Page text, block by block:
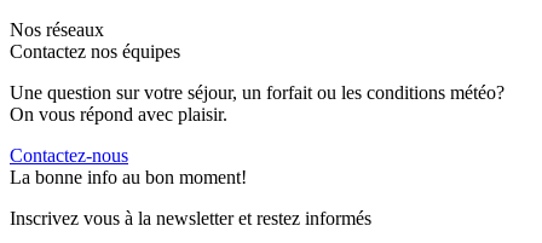
Nos réseaux
Contactez nos équipes
Une question sur votre séjour, un forfait ou les conditions météo?
On vous répond avec plaisir.
Contactez-nous
La bonne info au bon moment!
Inscrivez vous à la newsletter et restez informés